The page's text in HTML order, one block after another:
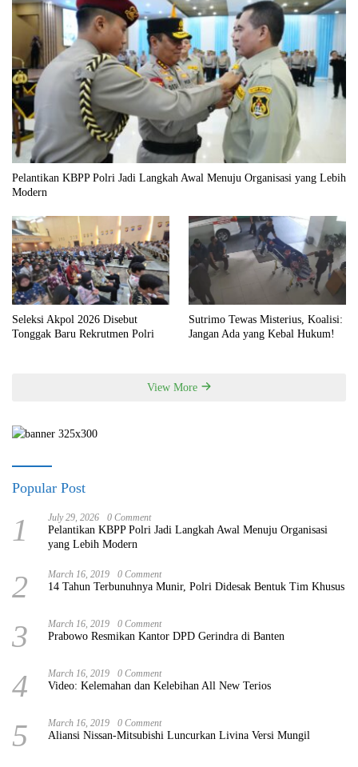
Pelantikan KBPP Polri Jadi Langkah Awal Menuju Organisasi yang Lebih
Modern
Seleksi Akpol 2026 Disebut
Tonggak Baru Rekrutmen Polri
Sutrimo Tewas Misterius, Koalisi:
Jangan Ada yang Kebal Hukum!
View More
Popular Post
1 July 29, 2026 0 Comment
Pelantikan KBPP Polri Jadi Langkah Awal Menuju Organisasi
yang Lebih Modern
2 March 16, 2019 0 Comment
14 Tahun Terbunuhnya Munir, Polri Didesak Bentuk Tim Khusus
3 March 16, 2019 0 Comment
Prabowo Resmikan Kantor DPD Gerindra di Banten
4 March 16, 2019 0 Comment
Video: Kelemahan dan Kelebihan All New Terios
5 March 16, 2019 0 Comment
Aliansi Nissan-Mitsubishi Luncurkan Livina Versi Mungil